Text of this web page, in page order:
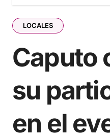
LOCALES
Caputo
su
en el